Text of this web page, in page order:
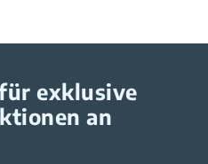
exklusive
an